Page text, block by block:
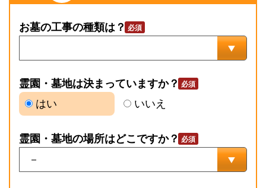
お墓の工事の種類は？
霊園・墓地は決まっていますか？
はい
いいえ
霊園・墓地の場所はどこですか？